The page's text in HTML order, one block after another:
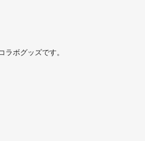
ラボグッズです。